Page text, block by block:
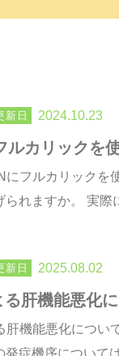
2024.10.23
ルカリックを
にフルカリック
られますか。 実際
2025.08.02
る肝機能悪化
肝機能悪化につ
発症機序について